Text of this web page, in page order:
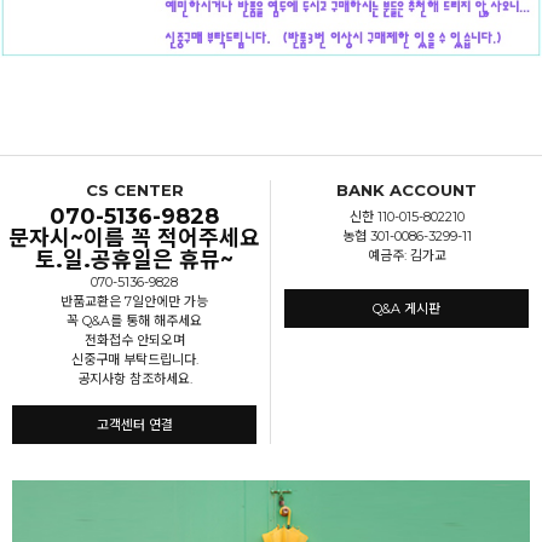
CS CENTER
070-5136-9828
문자시~이름 꼭 적어주세요
토.일.공휴일은 휴뮤~
070-5136-9828
반품교환은 7일안에만 가능
꼭 Q&A를 통해 해주세요
전화접수 안되오며
신중구매 부탁드립니다.
공지사항 참조하세요.
고객센터 연결
BANK ACCOUNT
신한 110-015-802210
농협 301-0086-3299-11
예금주: 김가교
Q&A 게시판